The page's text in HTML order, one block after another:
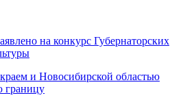
на конкурс Губернаторских
и Новосибирской областью
границу